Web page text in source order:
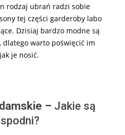
rodzaj ubrań radzi sobie
tej części garderoby labo
Dzisiaj bardzo modne są
, dlatego warto poświęcić im
je nosić.
– Jakie są